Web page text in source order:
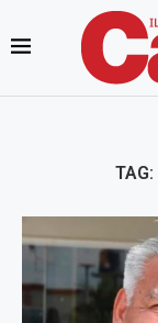
TAG: